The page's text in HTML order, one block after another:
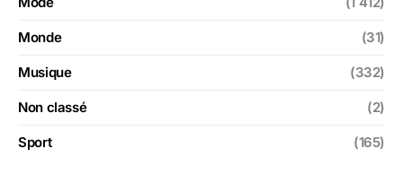
Monde (31)
Musique (332)
Non classé (2)
Sport (165)